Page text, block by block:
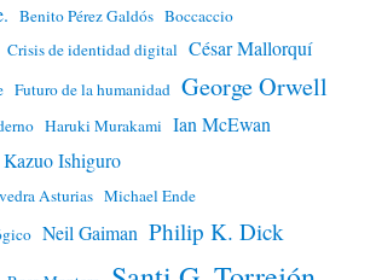
Benito Pérez Galdós Boccaccio
Crisis de identidad digital César Mallorquí
Futuro de la humanidad George Orwell
Haruki Murakami Ian McEwan
Kazuo Ishiguro
Asturias Michael Ende
Neil Gaiman Philip K. Dick